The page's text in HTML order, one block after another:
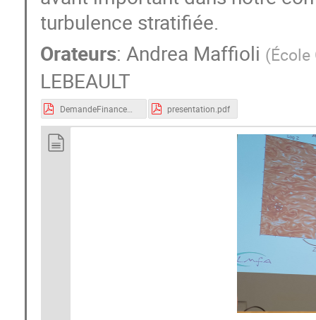
turbulence stratifiée.
Orateurs:Andrea Maffioli (
LEBEAULT
DemandeFinancement_M2_Maffioli_Cadiou.pdf presentation.pdf